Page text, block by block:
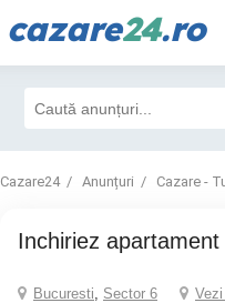
cazare24.ro
Cazare24 Anunțuri Cazare -
inchiriez apartament
Bucuresti, Sector 6